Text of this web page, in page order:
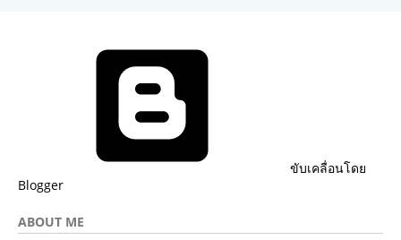
ขับเคลื่อนโดย
Blogger
ABOUT ME